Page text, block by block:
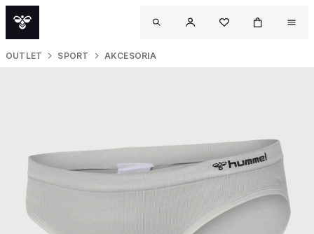
OUTLET SPORT AKCESORIA